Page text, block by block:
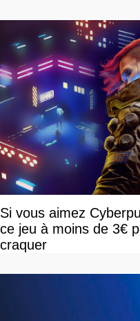
Si vous aimez
ce jeu à moins de 3€
craquer